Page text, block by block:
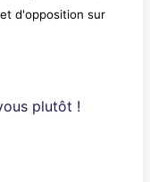
d'opposition sur
plutôt !